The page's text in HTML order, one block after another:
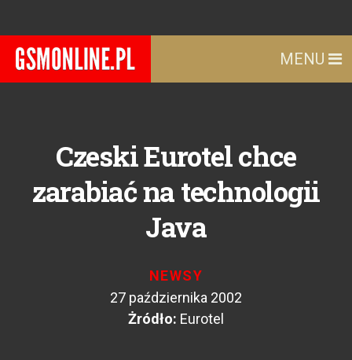
MENU
Czeski Eurotel chce
zarabiać na technologii
Java
NEWSY
27 października 2002
Żródło: Eurotel